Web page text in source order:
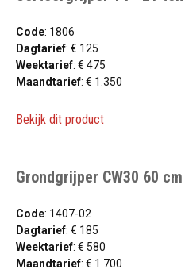
Code: 1806
Dagtarief: € 125
Weektarief: € 475
Maandtarief: € 1.350
Bekijk dit product
Grondgrijper CW30 60 cm
Code: 1407-02
Dagtarief: € 185
Weektarief: € 580
Maandtarief: € 1.700